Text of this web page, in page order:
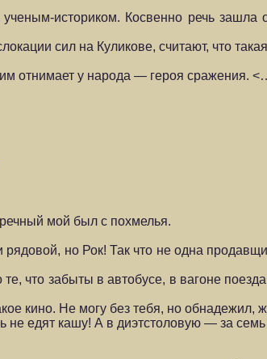
историком. Косвенно речь зашла
сил на Куликове, считают, что
отнимает у народа — героя сраже­ния.
мой был с похмелья.
но Рок! Так что не одна
что забыты в автобусе, в вагоне
кино. Не могу без тебя, но обнаде­жил,
едят кашу! А в диэтстоловую — за